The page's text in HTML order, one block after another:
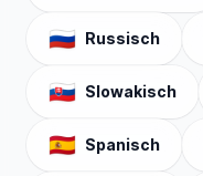
🇷🇺 Russisch
🇸🇰 Slowakisch
🇪🇸 Spanisch